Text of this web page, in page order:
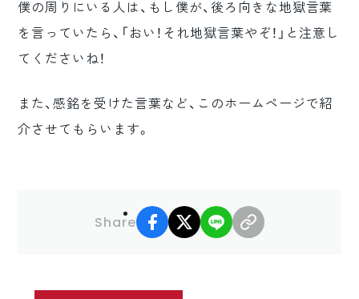
僕の周りにいる人は、もし僕が、後ろ向きな地獄言葉
を言っていたら、「おい！それ地獄言葉やぞ！」と注意し
てくださいね！
また、感銘を受けた言葉など、このホームページで紹
介させてもらいます。
Share
facebook
X LINE